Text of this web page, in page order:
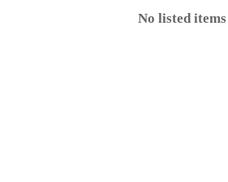
No listed items